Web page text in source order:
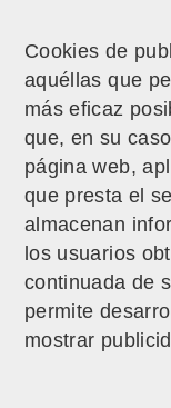
Cookies de
aquéllas que
más eficaz
que, en su
página web,
que presta el
almacenan
los usuarios
continuada de
permite
mostrar